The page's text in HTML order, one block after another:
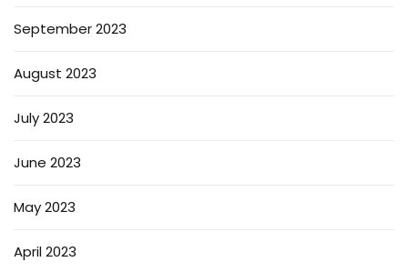
September 2023
August 2023
July 2023
June 2023
May 2023
April 2023